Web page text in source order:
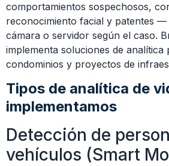
comportamientos sospechosos,
reconocimiento facial y patentes
cámara o servidor según el caso.
implementa soluciones de analítica
condominios y proyectos de
Tipos de analítica de
implementamos
Detección de
vehículos (Smart